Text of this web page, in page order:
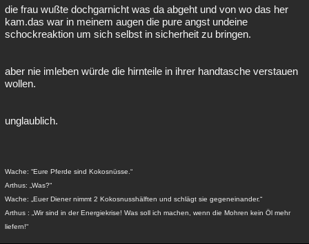
die frau wußte dochgarnicht was da abgeht und von wo das her
kam.das war in meinem augen die pure angst undeine
schockreaktion um sich selbst in sicherheit zu bringen.
aber nie imleben würde die hirnteile in ihrer handtasche verstauen
wollen.
unglaublich.
Wache: “Eure Pferde sind Kokosnüsse.“
Arthus: „Was?“
Wache: „Euer Diener nimmt 2 Kokosnusshälften und schlägt sie gegeneinander.“
Arthus : „Wir sind in der Energiekrise! Was soll ich machen, wenn die Mohren kein Öl mehr
liefern!“